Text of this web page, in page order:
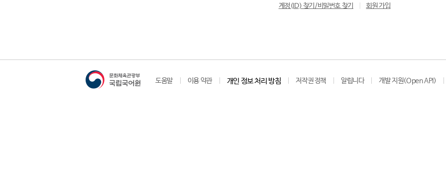
계정(ID) 찾기/비밀번호 찾기 회원 가입
도움말 이용 약관 개인 정보 처리 방침 저작권 정책 알립니다 개발 지원(Open API)